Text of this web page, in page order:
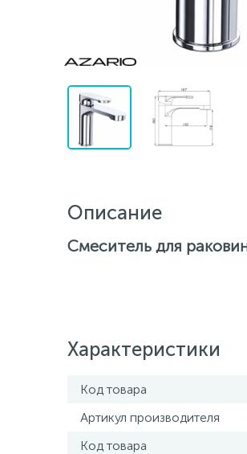
Описание
Смеситель для
Характеристики
Код товара
Артикул производителя
Код товара